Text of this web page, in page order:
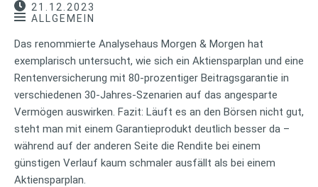
21.12.2023
ALLGEMEIN
Das renommierte Analysehaus Morgen & Morgen hat
exemplarisch untersucht, wie sich ein Aktiensparplan und eine
Rentenversicherung mit 80-prozentiger Beitragsgarantie in
verschiedenen 30-Jahres-Szenarien auf das angesparte
Vermögen auswirken. Fazit: Läuft es an den Börsen nicht gut,
steht man mit einem Garantieprodukt deutlich besser da –
während auf der anderen Seite die Rendite bei einem
günstigen Verlauf kaum schmaler ausfällt als bei einem
Aktiensparplan.